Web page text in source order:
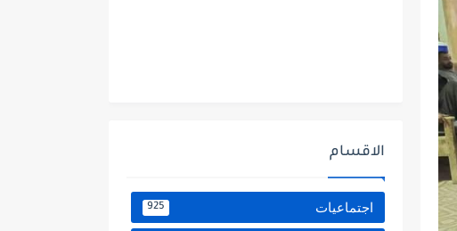
الاقسام
اجتماعيات 925